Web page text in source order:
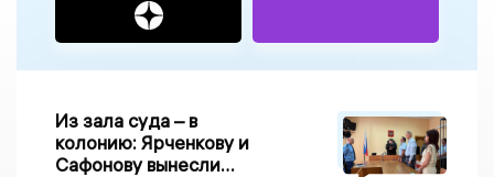
Из зала суда – в
колонию: Ярченкову и
Сафонову вынесли